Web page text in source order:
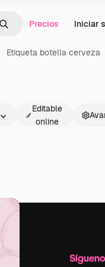
por imagen
BuscarPrecios Iniciar
Etiqueta botella cerveza
Editable
online